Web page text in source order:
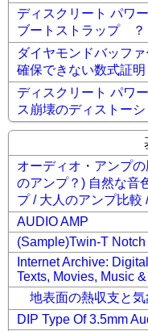
ディスクリート パワ
ブートストラップ ？
ダイヤモンドバッフ
確保できない数式証明
ディスクリート パワ
ス崩壊のディストー
オーディオ・アンプ
のアンプ？) 自然な音
プ / 大人のアンプ比較
AUDIO AMP
(Sample)Twin-T
Internet Archive:
Texts, Movies, Music
地表面の熱収支と気
DIP Type Of 3.5mm